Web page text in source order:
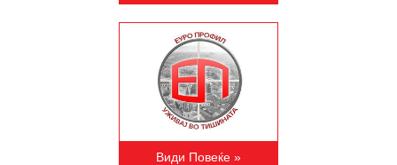
Види Повеќе »